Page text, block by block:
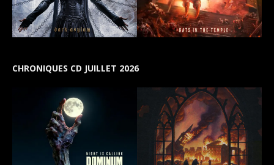
CHRONIQUES CD JUILLET 2026